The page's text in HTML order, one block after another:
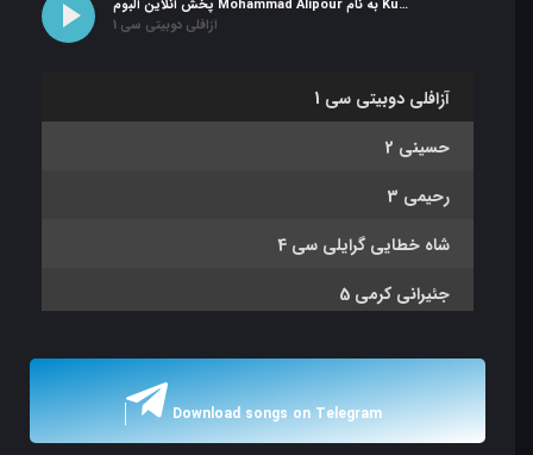
پخش آنلاین آلبوم Mohammad Alipour به نام Kunlum
1 آزافلی دوبیتی سی
1 آزافلی دوبیتی سی
2 حسینی
3 رحیمی
4 شاه خطایی گرایلی سی
5 جئیرانی کرمی
7 کئشیش اوغلو
8 چوبان یایلاغی
Download songs on Telegram